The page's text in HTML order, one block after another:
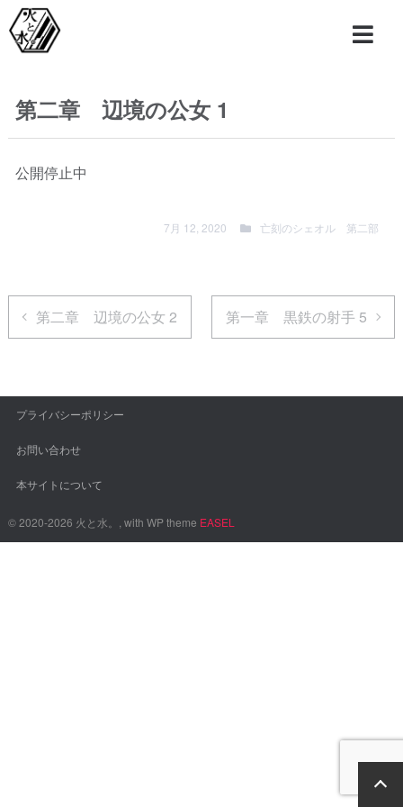
第二章 辺境の公女 1
公開停止中
7月 12, 2020 亡刻のシェオル 第二部
第二章 辺境の公女 2 第一章 黒鉄の射手 5
プライバシーポリシー
お問い合わせ
本サイトについて
© 2020-2026 火と水。, with WP theme EASEL